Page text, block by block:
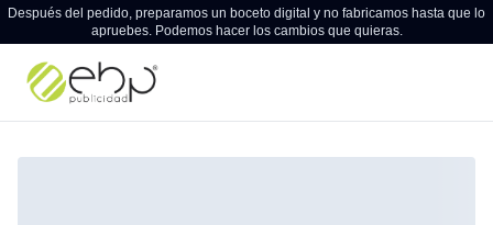
Después del pedido, preparamos un boceto digital y no fabricamos hasta que lo
apruebes. Podemos hacer los cambios que quieras.